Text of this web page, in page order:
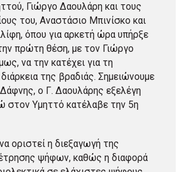
Γιώργο Δαουλάρη και τους
του, Αναστάσιο Μπινίσκο και
όπου για αρκετή ώρα υπήρξε
πρώτη θέση, με τον Γιώργο
να την κατέχει για τη
της βραδιάς. Σημειώνουμε
ο Γ. Δαουλάρης εξελέγη
στον Υμηττό κατέλαβε την 5η
οριστεί η διεξαγωγή της
ψήφων, καθώς η διαφορά